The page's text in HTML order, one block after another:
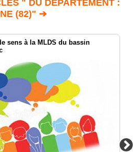
" DU DÉPARTEMENT :
(82)" ➔
sens à la MLDS du bassin